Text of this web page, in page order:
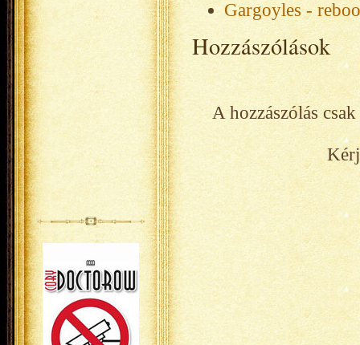
Gargoyles -
Hozzászólások
A hozzászólás